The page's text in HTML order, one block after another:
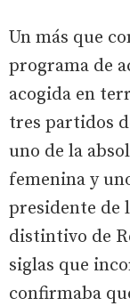
Un más que
programa de
acogida en
tres partidos
uno de la
femenina y
presidente de
distintivo de
siglas que
confirmaba